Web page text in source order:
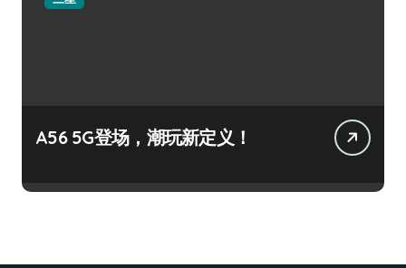
A56 5G登场，潮玩新定义！